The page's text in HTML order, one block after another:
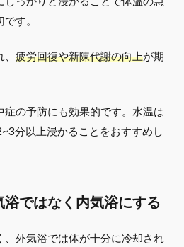
す。
疲労回復や新陳代謝の向上が期
症の予防にも効果的です。水温は
分以上浸かることをおすすめし
ではなく内気浴にする
外気浴では体が十分に冷却され